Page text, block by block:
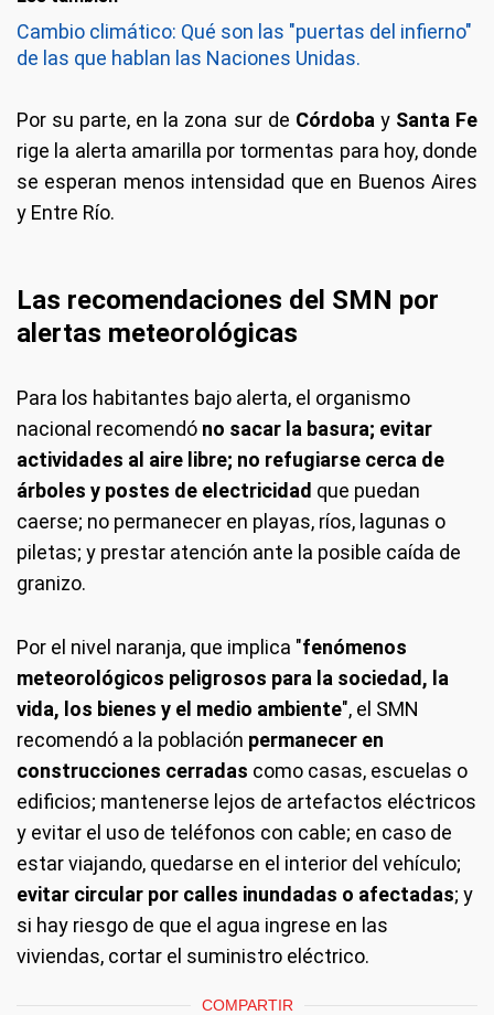
Cambio climático: Qué son las "puertas del infierno"
de las que hablan las Naciones Unidas.
Por su parte, en la zona sur de Córdoba y Santa Fe
rige la alerta amarilla por tormentas para hoy, donde
se esperan menos intensidad que en Buenos Aires
y Entre Río.
Las recomendaciones del SMN por
alertas meteorológicas
Para los habitantes bajo alerta, el organismo
nacional recomendó no sacar la basura; evitar
actividades al aire libre; no refugiarse cerca de
árboles y postes de electricidad que puedan
caerse; no permanecer en playas, ríos, lagunas o
piletas; y prestar atención ante la posible caída de
granizo.
Por el nivel naranja, que implica "fenómenos
meteorológicos peligrosos para la sociedad, la
vida, los bienes y el medio ambiente", el SMN
recomendó a la población permanecer en
construcciones cerradas como casas, escuelas o
edificios; mantenerse lejos de artefactos eléctricos
y evitar el uso de teléfonos con cable; en caso de
estar viajando, quedarse en el interior del vehículo;
evitar circular por calles inundadas o afectadas; y
si hay riesgo de que el agua ingrese en las
viviendas, cortar el suministro eléctrico.
COMPARTIR